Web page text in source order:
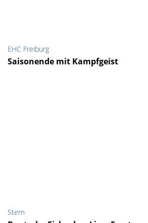
EHC Freiburg
Saisonende mit Kampfgeist
Stern